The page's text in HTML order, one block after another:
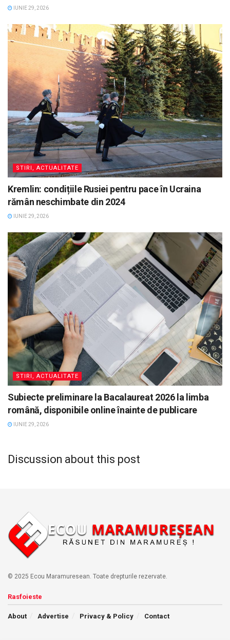
IUNIE 29, 2026
STIRI, ACTUALITATE
Kremlin: condițiile Rusiei pentru pace în Ucraina
rămân neschimbate din 2024
IUNIE 29, 2026
STIRI, ACTUALITATE
Subiecte preliminare la Bacalaureat 2026 la limba
română, disponibile online înainte de publicare
IUNIE 29, 2026
Discussion about this post
© 2025 Ecou Maramuresean. Toate drepturile rezervate.
Rasfoieste
About Advertise Privacy & Policy Contact